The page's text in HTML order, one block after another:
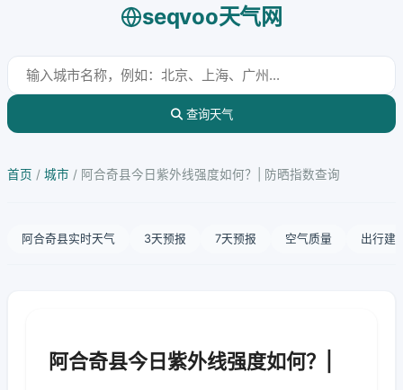
seqvoo天气网
查询天气
首页 / 城市 / 阿合奇县今日紫外线强度如何？| 防晒指数查询
阿合奇县实时天气 3天预报 7天预报 空气质量 出行建
阿合奇县今日紫外线强度如何？|